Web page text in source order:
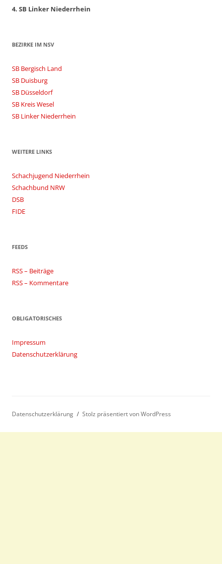
4. SB Linker Niederrhein
BEZIRKE IM NSV
SB Bergisch Land
SB Duisburg
SB Düsseldorf
SB Kreis Wesel
SB Linker Niederrhein
WEITERE LINKS
Schachjugend Niederrhein
Schachbund NRW
DSB
FIDE
FEEDS
RSS – Beiträge
RSS – Kommentare
OBLIGATORISCHES
Impressum
Datenschutzerklärung
Datenschutzerklärung Stolz präsentiert von WordPress